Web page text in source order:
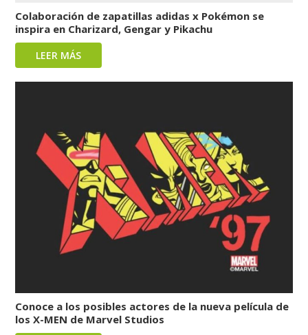
Colaboración de zapatillas adidas x Pokémon se
inspira en Charizard, Gengar y Pikachu
LEER MÁS
Conoce a los posibles actores de la nueva película de
los X-MEN de Marvel Studios